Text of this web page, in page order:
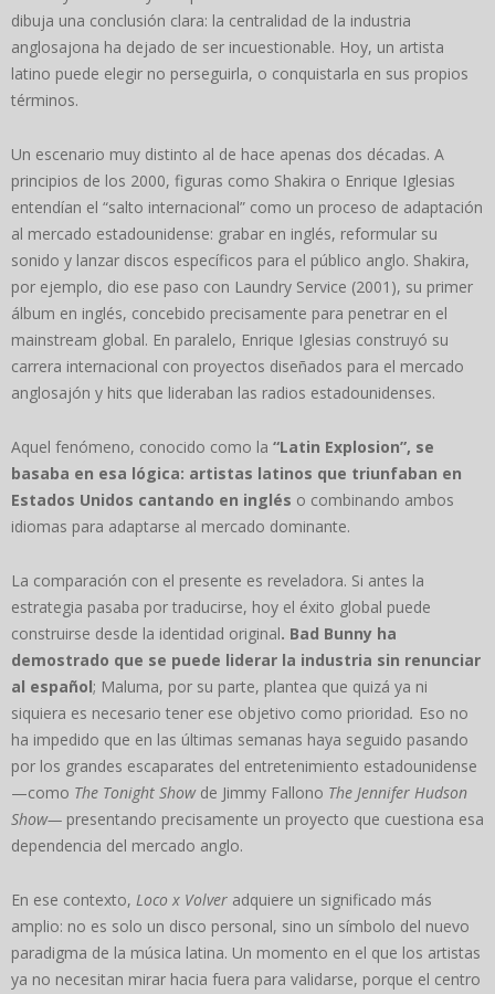
dibuja una conclusión clara: la centralidad de la industria
anglosajona ha dejado de ser incuestionable. Hoy, un artista
latino puede elegir no perseguirla, o conquistarla en sus propios
términos.
Un escenario muy distinto al de hace apenas dos décadas. A
principios de los 2000, figuras como Shakira o Enrique Iglesias
entendían el “salto internacional” como un proceso de adaptación
al mercado estadounidense: grabar en inglés, reformular su
sonido y lanzar discos específicos para el público anglo. Shakira,
por ejemplo, dio ese paso con Laundry Service (2001), su primer
álbum en inglés, concebido precisamente para penetrar en el
mainstream global. En paralelo, Enrique Iglesias construyó su
carrera internacional con proyectos diseñados para el mercado
anglosajón y hits que lideraban las radios estadounidenses.
Aquel fenómeno, conocido como la “Latin Explosion”, se
basaba en esa lógica: artistas latinos que triunfaban en
Estados Unidos cantando en inglés o combinando ambos
idiomas para adaptarse al mercado dominante.
La comparación con el presente es reveladora. Si antes la
estrategia pasaba por traducirse, hoy el éxito global puede
construirse desde la identidad original. Bad Bunny ha
demostrado que se puede liderar la industria sin renunciar
al español; Maluma, por su parte, plantea que quizá ya ni
siquiera es necesario tener ese objetivo como prioridad. Eso no
ha impedido que en las últimas semanas haya seguido pasando
por los grandes escaparates del entretenimiento estadounidense
—como The Tonight Showde Jimmy Fallono The Jennifer Hudson
Show— presentando precisamente un proyecto que cuestiona esa
dependencia del mercado anglo.
En ese contexto, Loco x Volver adquiere un significado más
amplio: no es solo un disco personal, sino un símbolo del nuevo
paradigma de la música latina. Un momento en el que los artistas
ya no necesitan mirar hacia fuera para validarse, porque el centro